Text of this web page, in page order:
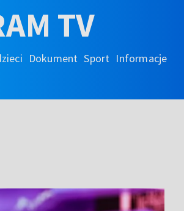
TV
Dokument Sport Informacje